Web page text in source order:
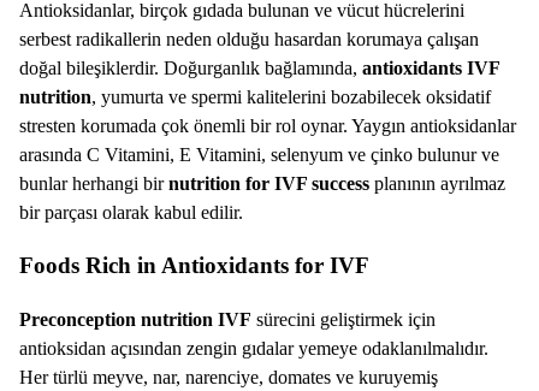
Antioksidanlar, birçok gıdada bulunan ve vücut hücrelerini
serbest radikallerin neden olduğu hasardan korumaya çalışan
doğal bileşiklerdir. Doğurganlık bağlamında, antioxidants IVF
nutrition, yumurta ve spermi kalitelerini bozabilecek oksidatif
stresten korumada çok önemli bir rol oynar. Yaygın antioksidanlar
arasında C Vitamini, E Vitamini, selenyum ve çinko bulunur ve
bunlar herhangi birnutrition for IVF success planının ayrılmaz
bir parçası olarak kabul edilir.
Foods Rich in Antioxidants for IVF
Preconception nutrition IVF sürecini geliştirmek için
antioksidan açısından zengin gıdalar yemeye odaklanılmalıdır.
Her türlü meyve, nar, narenciye, domates ve kuruyemiş